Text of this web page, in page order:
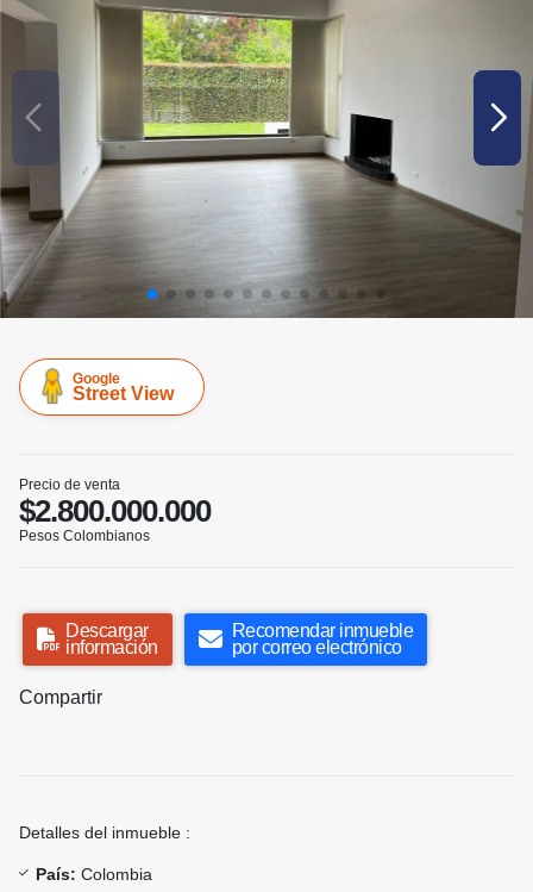
Google
Street View
Precio de venta
$2.800.000.000
Pesos Colombianos
Descargar
información
Recomendar inmueble
por correo electrónico
Compartir
Detalles del inmueble :
País: Colombia